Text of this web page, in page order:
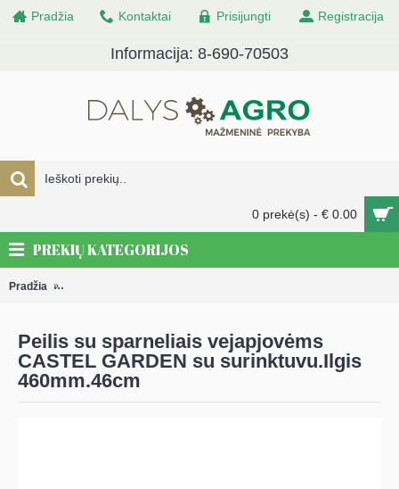
Pradžia Kontaktai Prisijungti Registracija
Informacija: 8-690-70503
0 prekė(s) - € 0.00
PREKIŲ KATEGORIJOS
Pradžia Peilis su sparneliais vejapjovėms CASTEL GARDEN su
Peilis su sparneliais vejapjovėms
CASTEL GARDEN su surinktuvu.Ilgis
460mm.46cm